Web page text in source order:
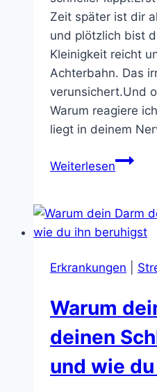
Zeit später ist dir
und plötzlich bist
Kleinigkeit reicht
Achterbahn. Das
verunsichert.Und
Warum reagiere
liegt in deinem
WeiterlesenWarum
in
den
so
ist
und
was
dir
Erkrankungen
Warum
deinen
und wie